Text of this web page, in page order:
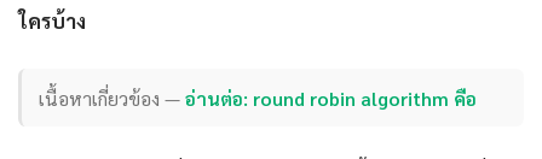
ใครบ้าง
เนื้อหาเกี่ยวข้อง —อ่านต่อ: round robin algorithm คือ